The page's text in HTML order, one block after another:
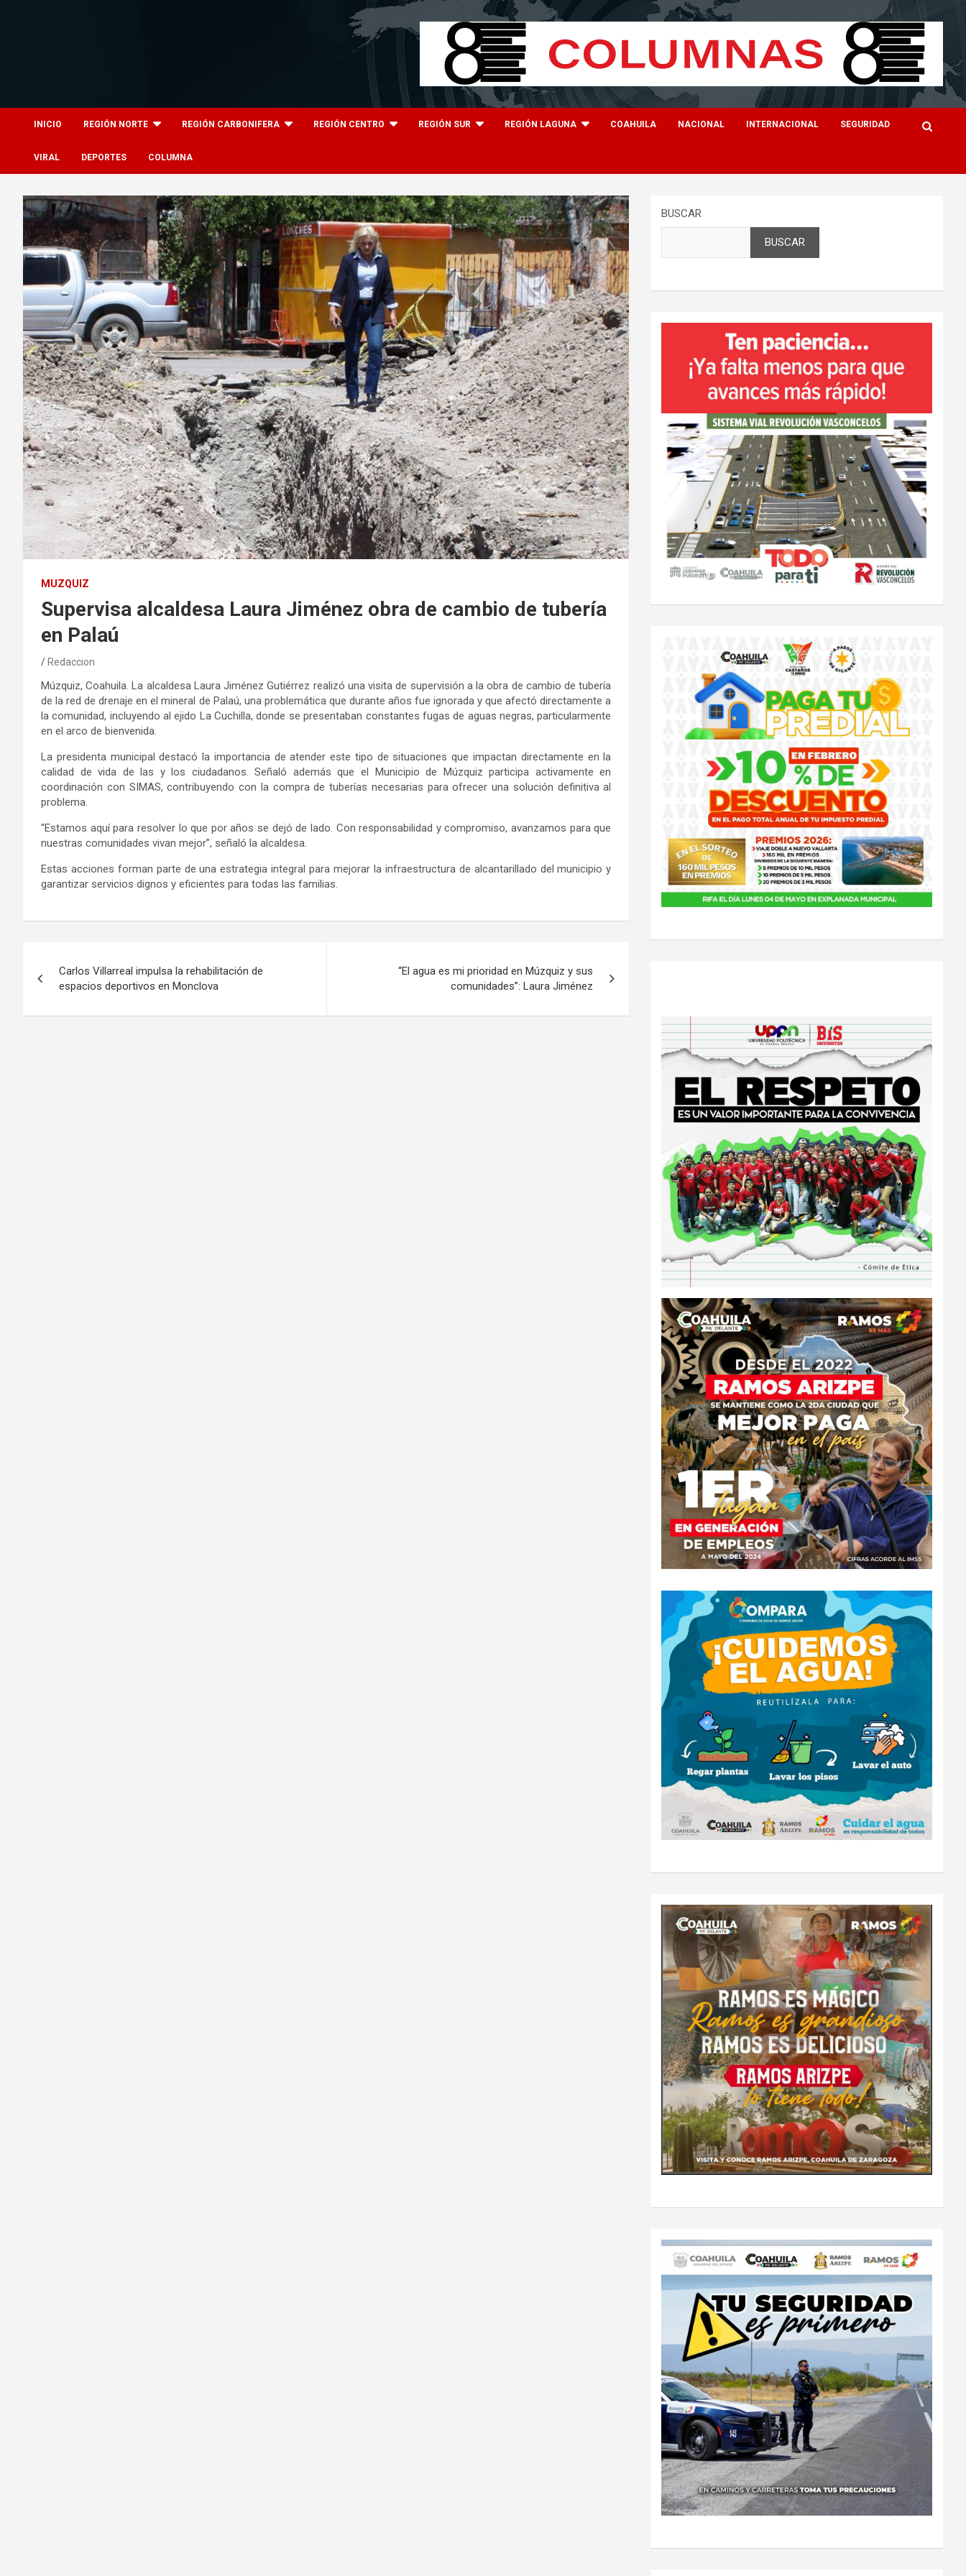
INICIO REGIÓN NORTE REGIÓN CARBONIFERA REGIÓN CENTRO REGIÓN SUR REGIÓN LAGUNA COAHUILA NACIONAL INTERNACIONAL SEGURIDAD
VIRAL DEPORTES COLUMNA
MUZQUIZ
Supervisa alcaldesa Laura Jiménez obra de cambio de tubería
en Palaú
Redaccion
Múzquiz, Coahuila. La alcaldesa Laura Jiménez Gutiérrez realizó una visita de supervisión a la obra de cambio de tubería
de la red de drenaje en el mineral de Palaú, una problemática que durante años fue ignorada y que afectó directamente a
la comunidad, incluyendo al ejido La Cuchilla, donde se presentaban constantes fugas de aguas negras, particularmente
en el arco de bienvenida.
La presidenta municipal destacó la importancia de atender este tipo de situaciones que impactan directamente en la
calidad de vida de las y los ciudadanos. Señaló además que el Municipio de Múzquiz participa activamente en
coordinación con SIMAS, contribuyendo con la compra de tuberías necesarias para ofrecer una solución definitiva al
problema.
“Estamos aquí para resolver lo que por años se dejó de lado. Con responsabilidad y compromiso, avanzamos para que
nuestras comunidades vivan mejor”, señaló la alcaldesa.
Estas acciones forman parte de una estrategia integral para mejorar la infraestructura de alcantarillado del municipio y
garantizar servicios dignos y eficientes para todas las familias.
de
entradas
Carlos Villarreal impulsa la rehabilitación de
espacios deportivos en Monclova
“El agua es mi prioridad en Múzquiz y sus
comunidades”: Laura Jiménez
BUSCAR
BUSCAR